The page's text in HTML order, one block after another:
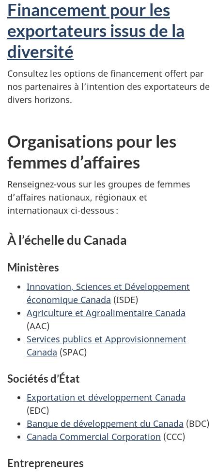
Financement pour les
exportateurs issus de la
diversité
Consultez les options de financement offert par
nos partenaires à l’intention des exportateurs de
divers horizons.
Organisations pour les
femmes d’affaires
Renseignez-vous sur les groupes de femmes
d’affaires nationaux, régionaux et
internationaux ci-dessous :
À l’échelle du Canada
Ministères
Innovation, Sciences et Développement
économique Canada (ISDE)
Agriculture et Agroalimentaire Canada
(AAC)
Services publics et Approvisionnement
Canada (SPAC)
Sociétés d’État
Exportation et développement Canada
(EDC)
Banque de développement du Canada (BDC)
Canada Commercial Corporation (CCC)
Entrepreneures